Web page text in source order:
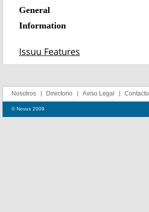
Nosotros Directorio Aviso Legal Contacto
© Novus 2009